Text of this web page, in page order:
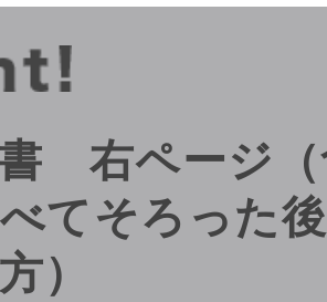
右ページ（
てそろった
）